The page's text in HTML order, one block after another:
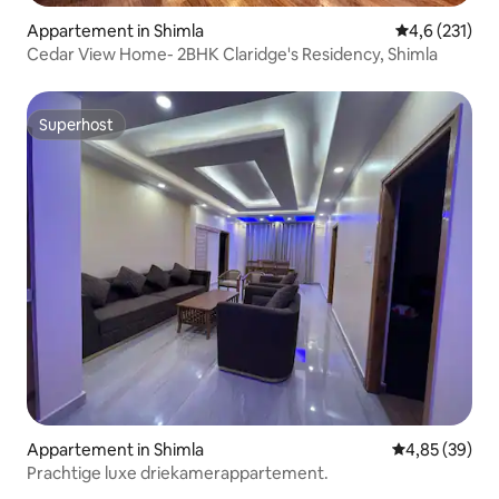
Appartement in Shimla Gemiddelde
4,6 (231)
Cedar View Home- 2BHK Claridge's Residency, Shimla
Superhost
Superhost
Appartement in Shimla Gemiddelde
4,85 (39)
Prachtige luxe driekamerappartement.